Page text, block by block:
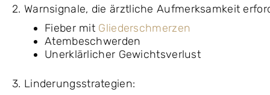
2. Warnsignale, die ärztliche Aufmerksamkeit
Fieber mit Gliederschmerzen
Atembeschwerden
Unerklärlicher Gewichtsverlust
3. Linderungsstrategien: